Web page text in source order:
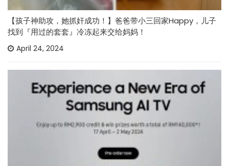
【孩子神助攻，她抓奸成功！】爸爸带小三回家Happy，儿子
找到『用过的套套』冷冻起来交给妈妈！
April 24, 2024